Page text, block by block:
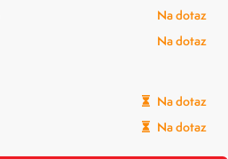
Na dotaz
Na dotaz
Na dotaz
Na dotaz